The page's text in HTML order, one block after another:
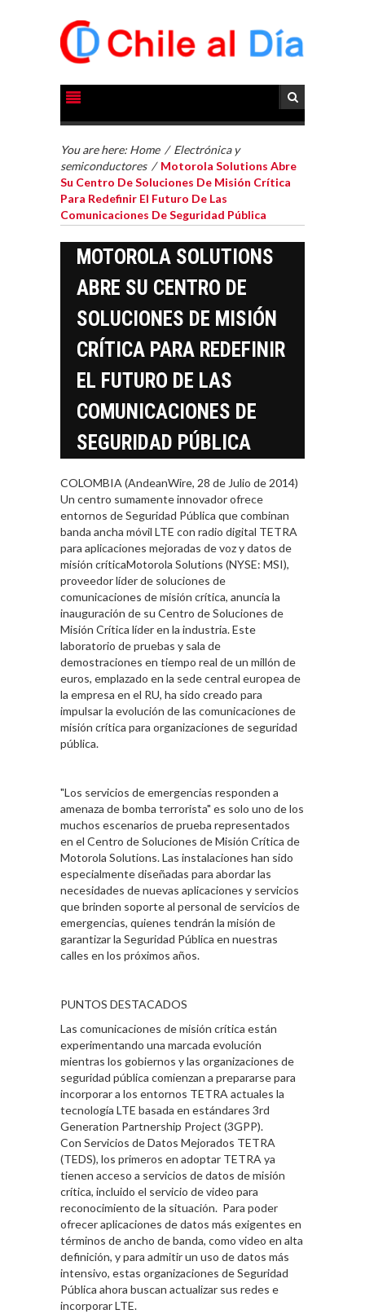
You are here: Home / Electrónica y
semiconductores / Motorola Solutions Abre
Su Centro De Soluciones De Misión Crítica
Para Redefinir El Futuro De Las
Comunicaciones De Seguridad Pública
MOTOROLA SOLUTIONS
ABRE SU CENTRO DE
SOLUCIONES DE MISIÓN
CRÍTICA PARA REDEFINIR
EL FUTURO DE LAS
COMUNICACIONES DE
SEGURIDAD PÚBLICA
COLOMBIA (AndeanWire, 28 de Julio de 2014)
Un centro sumamente innovador ofrece
entornos de Seguridad Pública que combinan
banda ancha móvil LTE con radio digital TETRA
para aplicaciones mejoradas de voz y datos de
misión críticaMotorola Solutions (NYSE: MSI),
proveedor líder de soluciones de
comunicaciones de misión crítica, anuncia la
inauguración de su Centro de Soluciones de
Misión Crítica líder en la industria. Este
laboratorio de pruebas y sala de
demostraciones en tiempo real de un millón de
euros, emplazado en la sede central europea de
la empresa en el RU, ha sido creado para
impulsar la evolución de las comunicaciones de
misión crítica para organizaciones de seguridad
pública.
"Los servicios de emergencias responden a
amenaza de bomba terrorista" es solo uno de los
muchos escenarios de prueba representados
en el Centro de Soluciones de Misión Crítica de
Motorola Solutions. Las instalaciones han sido
especialmente diseñadas para abordar las
necesidades de nuevas aplicaciones y servicios
que brinden soporte al personal de servicios de
emergencias, quienes tendrán la misión de
garantizar la Seguridad Pública en nuestras
calles en los próximos años.
PUNTOS DESTACADOS
Las comunicaciones de misión crítica están
experimentando una marcada evolución
mientras los gobiernos y las organizaciones de
seguridad pública comienzan a prepararse para
incorporar a los entornos TETRA actuales la
tecnología LTE basada en estándares 3rd
Generation Partnership Project (3GPP).
Con Servicios de Datos Mejorados TETRA
(TEDS), los primeros en adoptar TETRA ya
tienen acceso a servicios de datos de misión
crítica, incluido el servicio de video para
reconocimiento de la situación. Para poder
ofrecer aplicaciones de datos más exigentes en
términos de ancho de banda, como video en alta
definición, y para admitir un uso de datos más
intensivo, estas organizaciones de Seguridad
Pública ahora buscan actualizar sus redes e
incorporar LTE.